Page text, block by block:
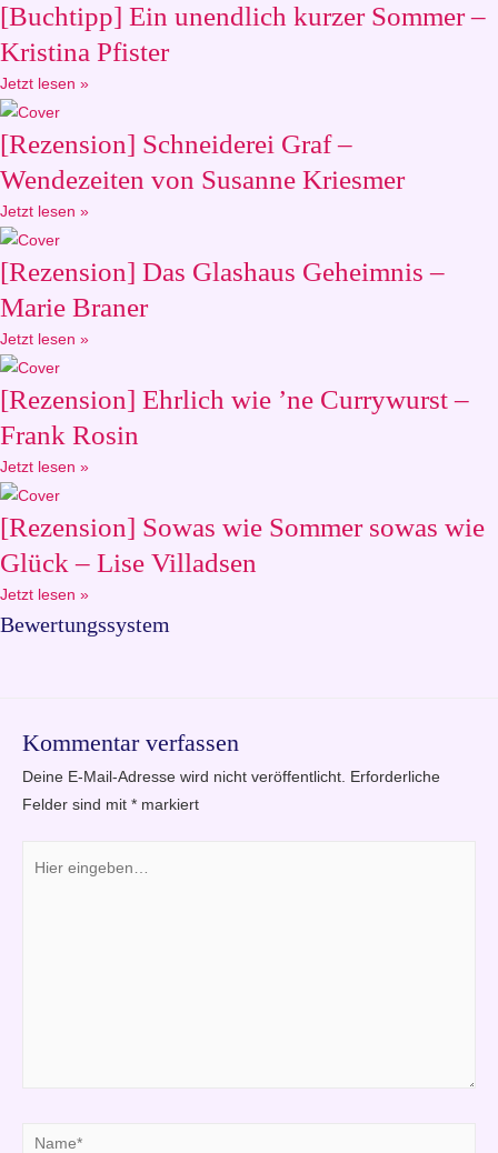
[Buchtipp] Ein unendlich kurzer Sommer –
Kristina Pfister
Jetzt lesen »
[Rezension] Schneiderei Graf –
Wendezeiten von Susanne Kriesmer
Jetzt lesen »
[Rezension] Das Glashaus Geheimnis –
Marie Braner
Jetzt lesen »
[Rezension] Ehrlich wie ’ne Currywurst –
Frank Rosin
Jetzt lesen »
[Rezension] Sowas wie Sommer sowas wie
Glück – Lise Villadsen
Jetzt lesen »
Bewertungssystem
Kommentar verfassen
Deine E-Mail-Adresse wird nicht veröffentlicht.
Erforderliche
Felder sind mit * markiert
eingeben…
Name*